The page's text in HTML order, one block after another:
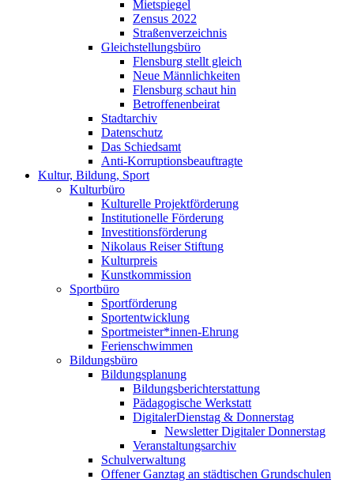
Mietspiegel
Zensus 2022
Straßenverzeichnis
Gleichstellungsbüro
Flensburg stellt gleich
Neue Männlichkeiten
Flensburg schaut hin
Betroffenenbeirat
Stadtarchiv
Datenschutz
Das Schiedsamt
Anti-Korruptionsbeauftragte
Kultur, Bildung, Sport
Kulturbüro
Kulturelle Projektförderung
Institutionelle Förderung
Investitionsförderung
Nikolaus Reiser Stiftung
Kulturpreis
Kunstkommission
Sportbüro
Sportförderung
Sportentwicklung
Sportmeister*innen-Ehrung
Ferienschwimmen
Bildungsbüro
Bildungsplanung
Bildungsberichterstattung
Pädagogische Werkstatt
DigitalerDienstag & Donnerstag
Newsletter Digitaler Donnerstag
Veranstaltungsarchiv
Schulverwaltung
Offener Ganztag an städtischen Grundschulen